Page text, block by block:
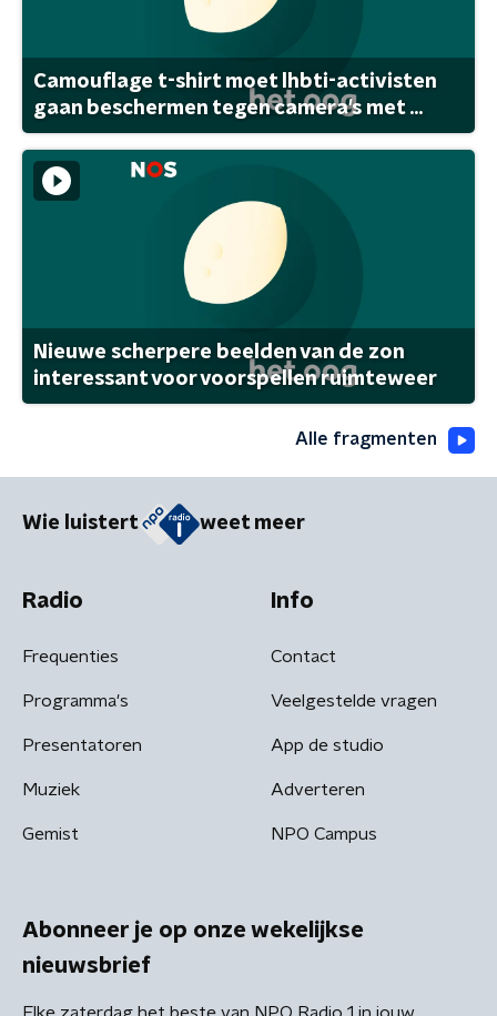
Camouflage t-shirt moet lhbti-activisten
gaan beschermen tegen camera's met ...
Nieuwe scherpere beelden van de zon
interessant voor voorspellen ruimteweer
Alle fragmenten
Wie luistert weet meer
Radio
Frequenties
Programma's
Presentatoren
Muziek
Gemist
Info
Contact
Veelgestelde vragen
App de studio
Adverteren
NPO Campus
Abonneer je op onze wekelijkse
nieuwsbrief
Elke zaterdag het beste van NPO Radio 1 in jouw